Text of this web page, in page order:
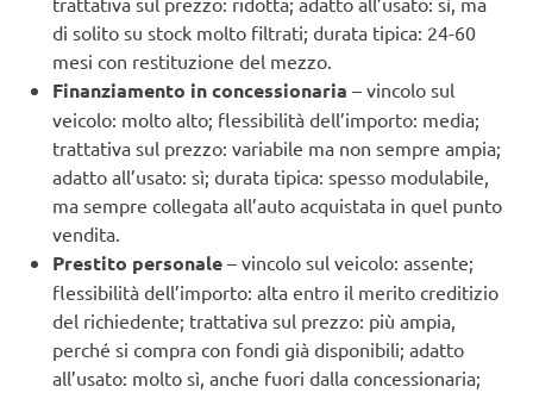
di solito su stock molto filtrati; durata tipica: 24-60
mesi con restituzione del mezzo.
Finanziamento in concessionaria – vincolo sul
veicolo: molto alto; flessibilità dell’importo: media;
trattativa sul prezzo: variabile ma non sempre ampia;
adatto all’usato: sì; durata tipica: spesso modulabile,
ma sempre collegata all’auto acquistata in quel punto
vendita.
Prestito personale – vincolo sul veicolo: assente;
flessibilità dell’importo: alta entro il merito creditizio
del richiedente; trattativa sul prezzo: più ampia,
perché si compra con fondi già disponibili; adatto
all’usato: molto sì, anche fuori dalla concessionaria;